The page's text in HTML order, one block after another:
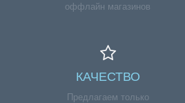
оффлайн магазинов
КАЧЕСТВО
Предлагаем только